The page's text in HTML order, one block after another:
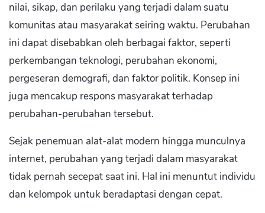
nilai, sikap, dan perilaku yang terjadi dalam suatu
komunitas atau masyarakat seiring waktu. Perubahan
ini dapat disebabkan oleh berbagai faktor, seperti
perkembangan teknologi, perubahan ekonomi,
pergeseran demografi, dan faktor politik. Konsep ini
juga mencakup respons masyarakat terhadap
perubahan-perubahan tersebut.
Sejak penemuan alat-alat modern hingga munculnya
internet, perubahan yang terjadi dalam masyarakat
tidak pernah secepat saat ini. Hal ini menuntut individu
dan kelompok untuk beradaptasi dengan cepat.